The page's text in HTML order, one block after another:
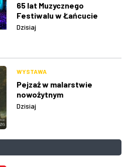
65 lat Muzycznego
Festiwalu w Łańcucie
Dzisiaj
WYSTAWA
Pejzaż w malarstwie
nowożytnym
Dzisiaj